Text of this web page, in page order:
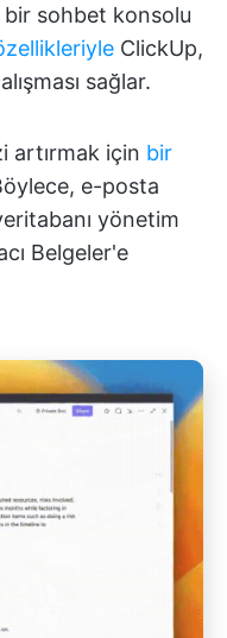
sohbet konsolu
ClickUp,
sağlar.
artırmak için bir
e-posta
yönetim
Belgeler'e